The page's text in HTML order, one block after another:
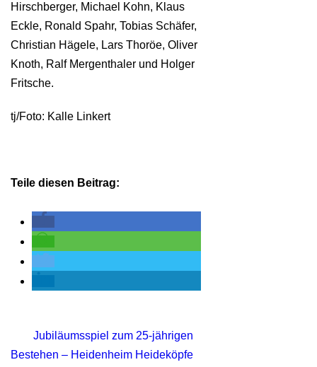
Hirschberger, Michael Kohn, Klaus
Eckle, Ronald Spahr, Tobias Schäfer,
Christian Hägele, Lars Thoröe, Oliver
Knoth, Ralf Mergenthaler und Holger
Fritsche.
tj/Foto: Kalle Linkert
Teile diesen Beitrag:
Jubiläumsspiel zum 25-jährigen
Bestehen – Heidenheim Heideköpfe